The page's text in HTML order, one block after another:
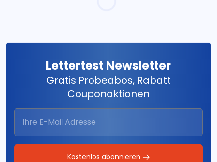
Lettertest Newsletter
Gratis Probeabos, Rabatt
Couponaktionen
Kostenlos abonnieren